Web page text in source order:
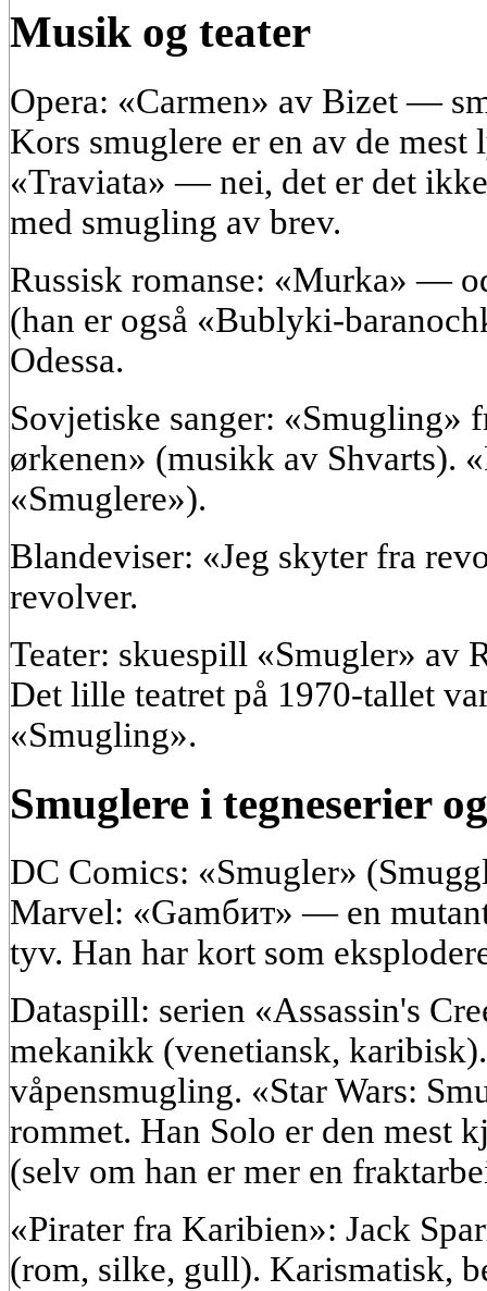
Musik og teater
Opera: «Carmen» av Bizet —
Kors smuglere er en av de mest
«Traviata» — nei, det er det
med smugling av brev.
Russisk romanse: «Murka» —
(han er også «Bublyki-
Odessa.
Sovjetiske sanger:
ørkenen» (musikk av Shvarts).
«Smuglere»).
Blandeviser: «Jeg skyter fra
revolver.
Teater: skuespill «Smugler»
Det lille teatret på 1970-tallet
«Smugling».
Smuglere i tegneserier
DC Comics: «Smugler»
Marvel: «Gamбит» — en
tyv. Han har kort som
Dataspill: serien «Assassin's
mekanikk (venetiansk,
våpensmugling. «Star Wars:
rommet. Han Solo er den mest
(selv om han er mer en
«Pirater fra Karibien»: Jack
(rom, silke, gull). Karismatisk,